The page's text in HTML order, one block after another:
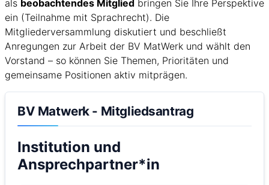
als beobachtendes Mitglied bringen Sie Ihre Perspektive
ein (Teilnahme mit Sprachrecht). Die
Mitgliederversammlung diskutiert und beschließt
Anregungen zur Arbeit der BV MatWerk und wählt den
Vorstand – so können Sie Themen, Prioritäten und
gemeinsame Positionen aktiv mitprägen.
BV Matwerk - Mitgliedsantrag
Institution und
Ansprechpartner*in